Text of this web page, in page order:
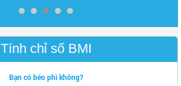
Tính chỉ số BMI
Bạn có béo phì không?